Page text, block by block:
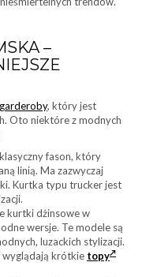
–
, który jest
Oto niektóre z modnych
fason, który
linią. Ma zazwyczaj
Kurtka typu trucker jest
kurtki dżinsowe w
wersje. Te modele są
luzackich stylizacji.
wyglądają krótkie topy